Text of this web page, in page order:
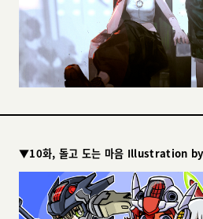
▼10화, 돌고 도는 마음 Illustration